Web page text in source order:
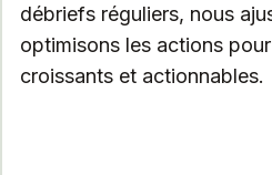
débriefs réguliers, nous
optimisons les actions
croissants et actionnables.